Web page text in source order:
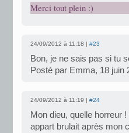
Merci tout plein :)
24/09/2012 à 11:18 | #23
Bon, je ne sais pas si tu
Posté par Emma, 18 juin
24/09/2012 à 11:19 | #24
Mon dieu, quelle horreur
appart brulait après mon